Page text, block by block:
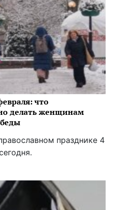
что
делать женщинам
празднике 4